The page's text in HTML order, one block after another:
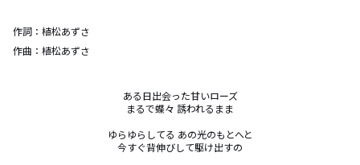
作詞： 植松あずさ
作曲： 植松あずさ
ある日出会った甘いローズ
まるで蝶々 誘われるまま
ゆらゆらしてる あの光のもとへと
今すぐ背伸びして駆け出すの